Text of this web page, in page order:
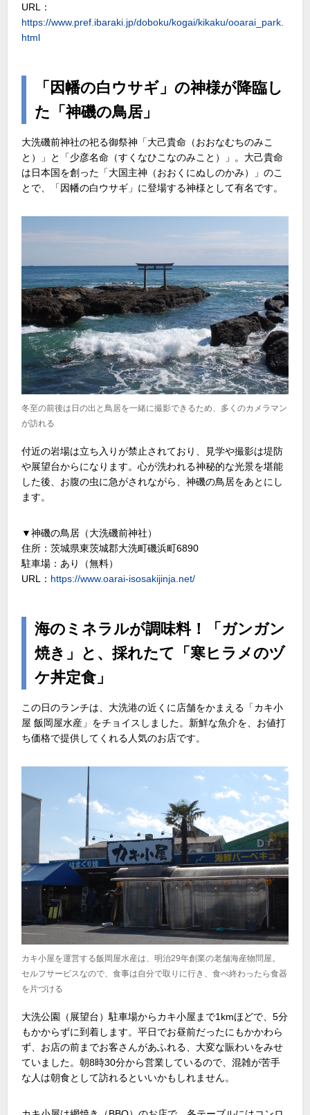
URL：
https://www.pref.ibaraki.jp/doboku/kogai/kikaku/ooarai_park.
html
「因幡の白ウサギ」の神様が降臨し
た「神磯の鳥居」
大洗磯前神社の祀る御祭神「大己貴命（おおなむちのみこ
と）」と「少彦名命（すくなひこなのみこと）」。大己貴命
は日本国を創った「大国主神（おおくにぬしのかみ）」のこ
とで、「因幡の白ウサギ」に登場する神様として有名です。
冬至の前後は日の出と鳥居を一緒に撮影できるため、多くのカメラマン
が訪れる
付近の岩場は立ち入りが禁止されており、見学や撮影は堤防
や展望台からになります。心が洗われる神秘的な光景を堪能
した後、お腹の虫に急がされながら、神磯の鳥居をあとにし
ます。
▼神磯の鳥居（大洗磯前神社）
住所：茨城県東茨城郡大洗町磯浜町6890
駐車場：あり（無料）
URL： https://www.oarai-isosakijinja.net/
海のミネラルが調味料！「ガンガン
焼き」と、採れたて「寒ヒラメのヅ
ケ丼定食」
この日のランチは、大洗港の近くに店舗をかまえる「カキ小
屋 飯岡屋水産」をチョイスしました。新鮮な魚介を、お値打
ち価格で提供してくれる人気のお店です。
カキ小屋を運営する飯岡屋水産は、明治29年創業の老舗海産物問屋。
セルフサービスなので、食事は自分で取りに行き、食べ終わったら食器
を片づける
大洗公園（展望台）駐車場からカキ小屋まで1kmほどで、5分
もかからずに到着します。平日でお昼前だったにもかかわら
ず、お店の前までお客さんがあふれる、大変な賑わいをみせ
ていました。朝8時30分から営業しているので、混雑が苦手
な人は朝食として訪れるといいかもしれません。